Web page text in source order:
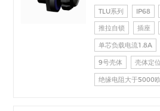
于电台设备、加固计
备、音频视频设备、
直流、高速、射频、
TLU系列 IP68
推拉自锁 插座
单芯负载电流1.8A
9号壳体 壳体定
绝缘电阻大于5000